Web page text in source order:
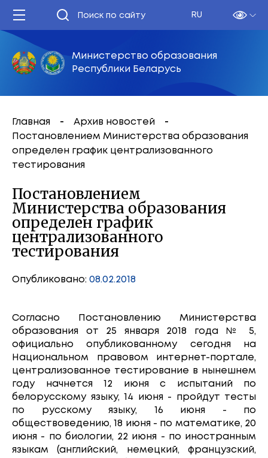
RU
Министерство образования
Республики Беларусь
Главная
Архив новостей
Постановлением Министерства образования
определен график централизованного
тестирования
Постановлением
Министерства образования
определен график
централизованного
тестирования
Опубликовано: 08.02.2018
Согласно Постановлению Министерства
образования от 25 января 2018 года № 5,
официально опубликованному сегодня на
Национальном правовом интернет-портале,
централизованное тестирование в нынешнем
году начнется 12 июня с испытаний по
белорусскому языку, 14 июня - пройдут тесты
по русскому языку, 16 июня - по
обществоведению, 18 июня - по математике, 20
июня - по биологии, 22 июня - по иностранным
языкам (английский, немецкий, французский,